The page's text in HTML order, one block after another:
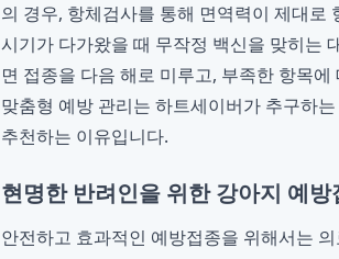
의 경우, 항체검사를 통해 면역력이 제대로
시기가 다가왔을 때 무작정 백신을 맞히는
면 접종을 다음 해로 미루고, 부족한 항목
맞춤형 예방 관리는 하트세이버가 추구하
추천하는 이유입니다.
현명한 반려인을 위한 강아지 예
안전하고 효과적인 예방접종을 위해서는